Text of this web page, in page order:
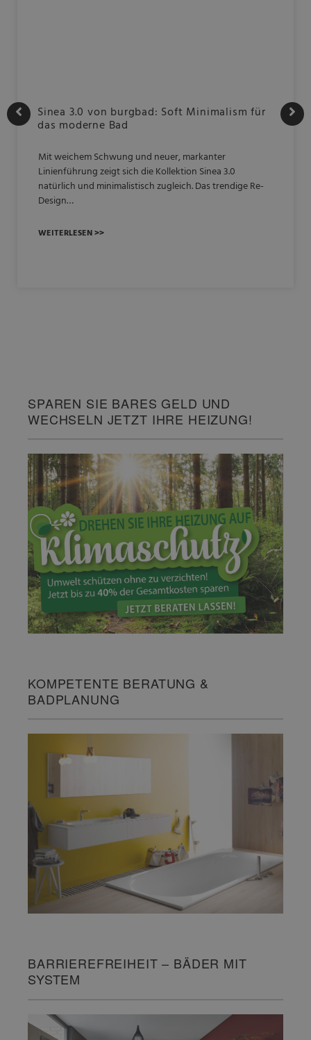
Sinea 3.0 von burgbad: Soft Minimalism für
das moderne Bad
Mit weichem Schwung und neuer, markanter
Linienführung zeigt sich die Kollektion Sinea 3.0
natürlich und minimalistisch zugleich. Das trendige Re-
Design…
WEITERLESEN >>
SPAREN SIE BARES GELD UND
WECHSELN JETZT IHRE HEIZUNG!
KOMPETENTE BERATUNG &
BADPLANUNG
BARRIEREFREIHEIT – BÄDER MIT
SYSTEM